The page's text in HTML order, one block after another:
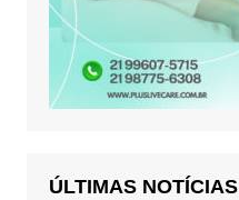
ÚLTIMAS NOTÍCIAS